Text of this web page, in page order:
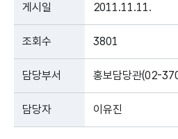
게시일 2011.11.11.
조회수 3801
담당부서 홍보담당관(02-
담당자 이유진